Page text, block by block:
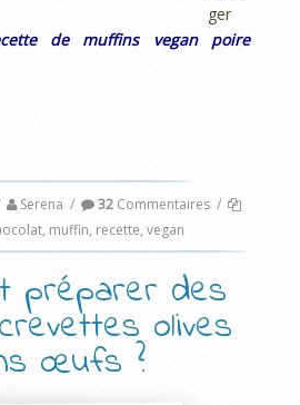
ger
de muffins vegan poire
Serena / 32Commentaires /
, muffin, recette, vegan
préparer des
olives
œufs ?